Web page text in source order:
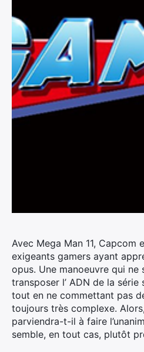
Avec Mega Man 11, Capcom
exigeants gamers ayant
opus. Une manoeuvre qui ne
transposer l’ ADN de la
tout en ne commettant pas
toujours très complexe.
parviendra-t-il à faire
semble, en tout cas, plutôt